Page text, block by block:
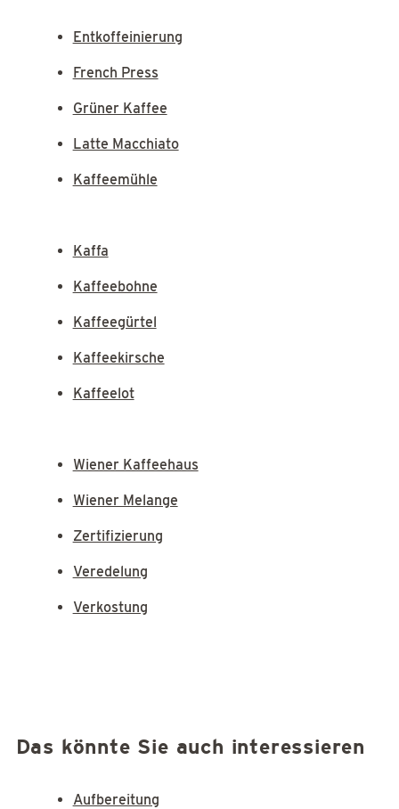
Entkoffeinierung
French Press
Grüner Kaffee
Latte Macchiato
Kaffeemühle
Kaffa
Kaffeebohne
Kaffeegürtel
Kaffeekirsche
Kaffeelot
Wiener Kaffeehaus
Wiener Melange
Zertifizierung
Veredelung
Verkostung
Das könnte Sie auch interessieren
Aufbereitung